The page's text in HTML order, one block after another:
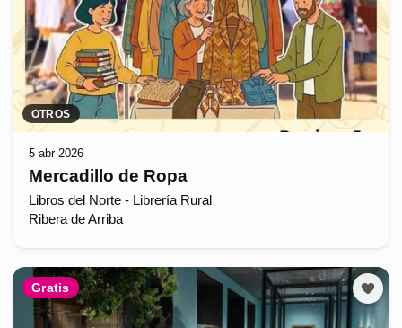
OTROS
5 abr 2026
Mercadillo de Ropa
Libros del Norte - Librería Rural
Ribera de Arriba
Gratis